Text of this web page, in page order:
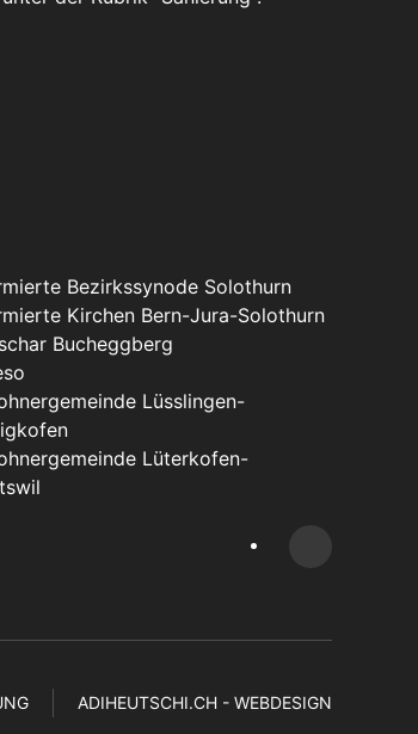
Bezirkssynode Solothurn
Kirchen Bern-Jura-Solothurn
Bucheggberg
Lüsslingen-
Lüterkofen-
ADIHEUTSCHI.CH - WEBDESIGN